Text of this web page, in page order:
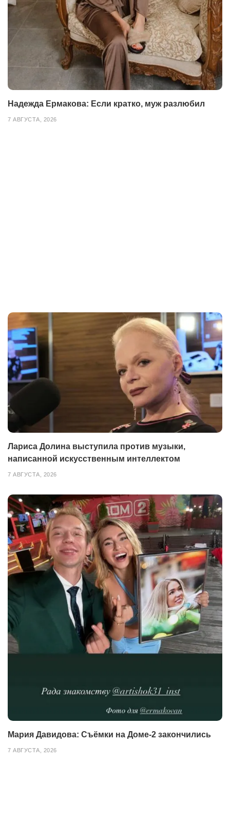
Надежда Ермакова: Если кратко, муж разлюбил
7 АВГУСТА, 2026
Лариса Долина выступила против музыки,
написанной искусственным интеллектом
7 АВГУСТА, 2026
Мария Давидова: Съёмки на Доме-2 закончились
7 АВГУСТА, 2026